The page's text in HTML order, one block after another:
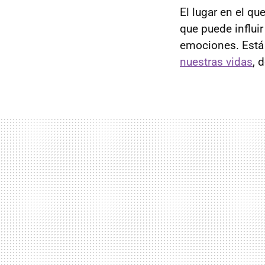
El lugar en el
que puede
emociones.
nuestras vidas,